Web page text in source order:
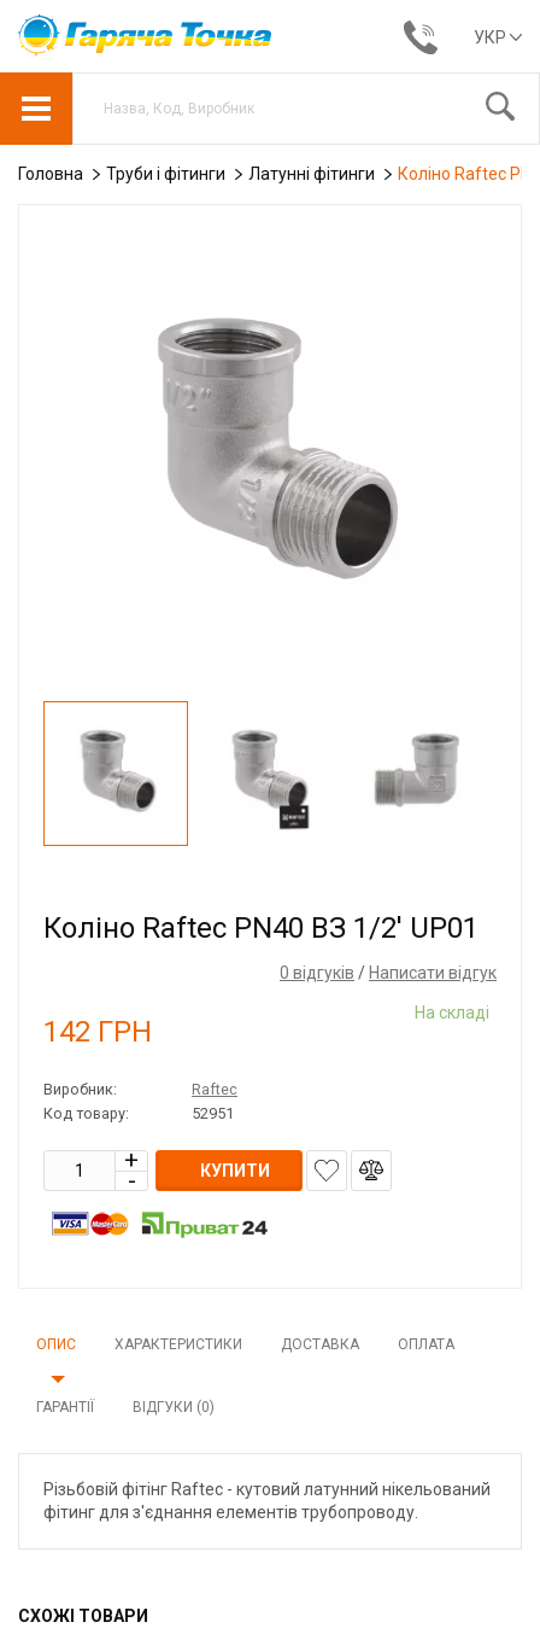
УКР
Головна Труби і фітинги Латунні фітинги Коліно Raftec
Коліно Raftec PN40 ВЗ 1/2' UP01
0 відгуків / Написати відгук
142 ГРН
На складі
Виробник:
Raftec
Код товару:
52951
КУПИТИ
ОПИС ХАРАКТЕРИСТИКИ ДОСТАВКА ОПЛАТА
ГАРАНТІЇ ВІДГУКИ (0)
Різьбовій фітінг Raftec - кутовий латунний нікельований
фітинг для з'єднання елементів трубопроводу.
СХОЖІ ТОВАРИ